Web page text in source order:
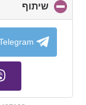
שיתוף
to